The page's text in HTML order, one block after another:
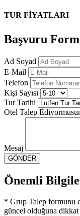
TUR FİYATLARI
Başvuru
Ad Soyad
E-Mail
Telefon
Kişi Sayısı
Tur Tarihi
Otel Talep
Mesaj
GÖNDER
Önemli
* Grup Talep formunu
güncel olduğuna dikkat